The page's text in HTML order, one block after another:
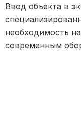
Ввод объекта в
необходимость
современным